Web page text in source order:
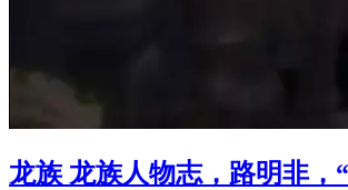
龙族 龙族人物志，路明非，